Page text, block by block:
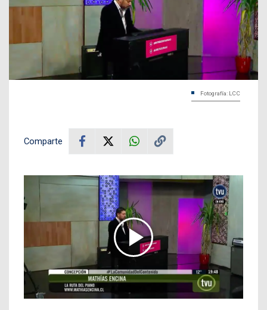
Fotografía: LCC
Comparte